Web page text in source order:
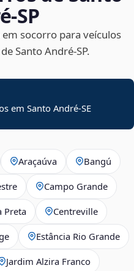
socorro para veículos
Santo André‑SP.
emSanto André-SE
Araçaúva Bangú
Campo Grande
Preta Centreville
Estância Rio Grande
Jardim Alzira Franco